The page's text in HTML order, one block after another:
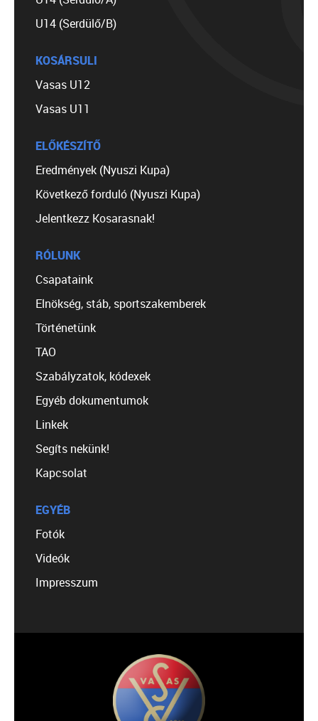
U14 (Serdülő/B)
KOSÁRSULI
Vasas U12
Vasas U11
ELŐKÉSZÍTŐ
Eredmények (Nyuszi Kupa)
Következő forduló (Nyuszi Kupa)
Jelentkezz Kosarasnak!
RÓLUNK
Csapataink
Elnökség, stáb, sportszakemberek
Történetünk
TAO
Szabályzatok, kódexek
Egyéb dokumentumok
Linkek
Segíts nekünk!
Kapcsolat
EGYÉB
Fotók
Videók
Impresszum